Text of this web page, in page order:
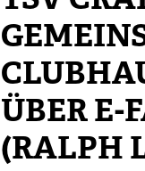
ÜBER E-
(RALPH